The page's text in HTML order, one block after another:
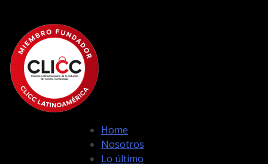
Home
Nosotros
Lo último